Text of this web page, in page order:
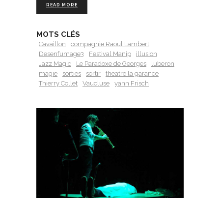
READ MORE
MOTS CLÉS
Cavaillon
compagnie Raoul Lambert
Desenfumage3
Festival Manip
illusion
Jazz Magic
Le Paradoxe de Georges
luberon
magie
sorties sortir
theatre la garance
Thierry Collet
Vaucluse yann Frisch